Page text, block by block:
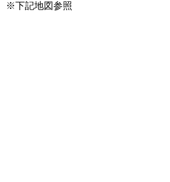
※下記地図参照